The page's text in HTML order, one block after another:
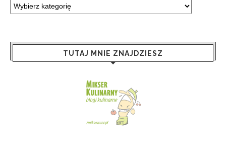
TUTAJ MNIE ZNAJDZIESZ